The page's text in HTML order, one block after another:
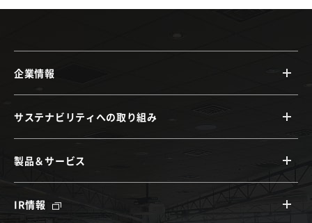
企業情報
サステナビリティへの取り組み
製品＆サービス
IR情報